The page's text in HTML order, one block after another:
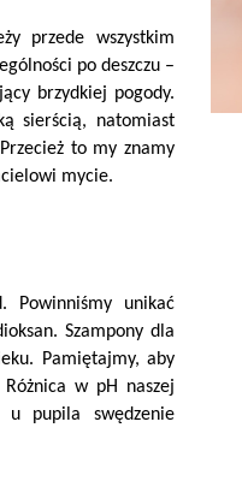
przede wszystkim
po deszczu –
brzydkiej pogody.
sierścią, natomiast
to my znamy
mycie.
Powinniśmy unikać
Szampony dla
Pamiętajmy, aby
w pH naszej
u pupila swędzenie